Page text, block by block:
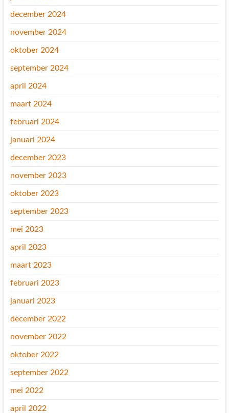
december 2024
november 2024
oktober 2024
september 2024
april 2024
maart 2024
februari 2024
januari 2024
december 2023
november 2023
oktober 2023
september 2023
mei 2023
april 2023
maart 2023
februari 2023
januari 2023
december 2022
november 2022
oktober 2022
september 2022
mei 2022
april 2022